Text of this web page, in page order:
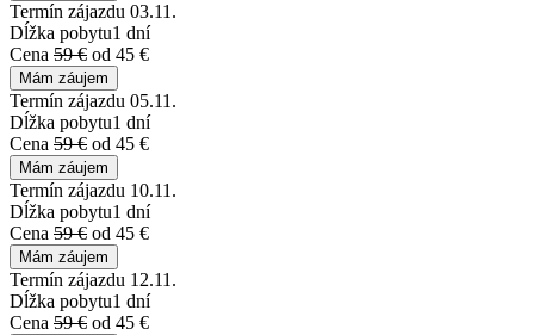
Termín zájazdu 03.11.
Dĺžka pobytu1 dní
Cena 59 € od 45 €
Mám záujem
Termín zájazdu 05.11.
Dĺžka pobytu1 dní
Cena 59 € od 45 €
Mám záujem
Termín zájazdu 10.11.
Dĺžka pobytu1 dní
Cena 59 € od 45 €
Mám záujem
Termín zájazdu 12.11.
Dĺžka pobytu1 dní
Cena 59 € od 45 €